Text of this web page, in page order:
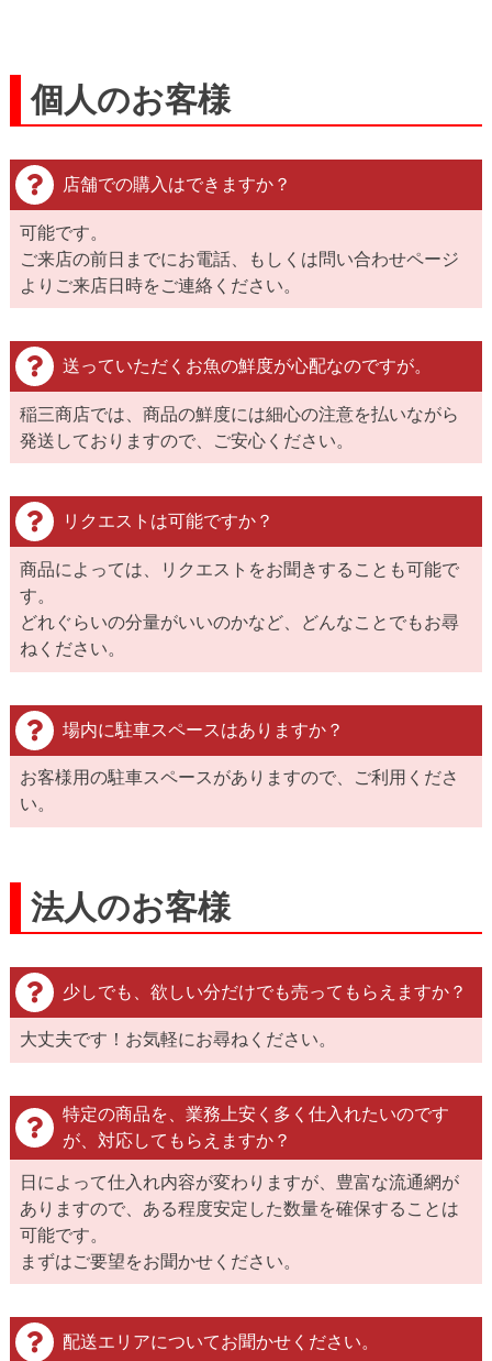
個人のお客様
店舗での購入はできますか？
可能です。
ご来店の前日までにお電話、もしくは問い合わせページ
よりご来店日時をご連絡ください。
送っていただくお魚の鮮度が心配なのですが。
稲三商店では、商品の鮮度には細心の注意を払いながら
発送しておりますので、ご安心ください。
リクエストは可能ですか？
商品によっては、リクエストをお聞きすることも可能で
す。
どれぐらいの分量がいいのかなど、どんなことでもお尋
ねください。
場内に駐車スペースはありますか？
お客様用の駐車スペースがありますので、ご利用くださ
い。
法人のお客様
少しでも、欲しい分だけでも売ってもらえますか？
大丈夫です！お気軽にお尋ねください。
特定の商品を、業務上安く多く仕入れたいのです
が、対応してもらえますか？
日によって仕入れ内容が変わりますが、豊富な流通網が
ありますので、ある程度安定した数量を確保することは
可能です。
まずはご要望をお聞かせください。
配送エリアについてお聞かせください。